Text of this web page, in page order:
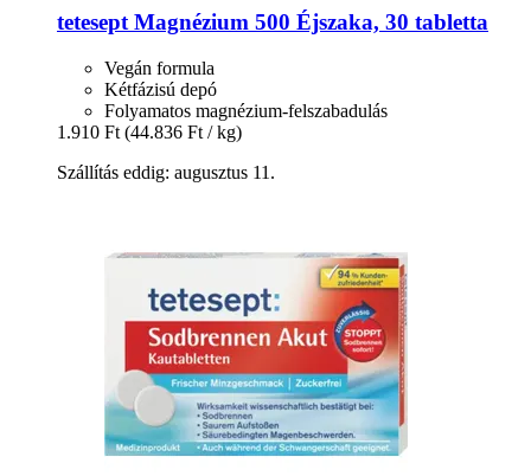
teteseptMagnézium 500 Éjszaka, 30 tabletta
Vegán formula
Kétfázisú depó
Folyamatos magnézium-felszabadulás
1.910 Ft (44.836 Ft / kg)
Szállítás eddig: augusztus 11.